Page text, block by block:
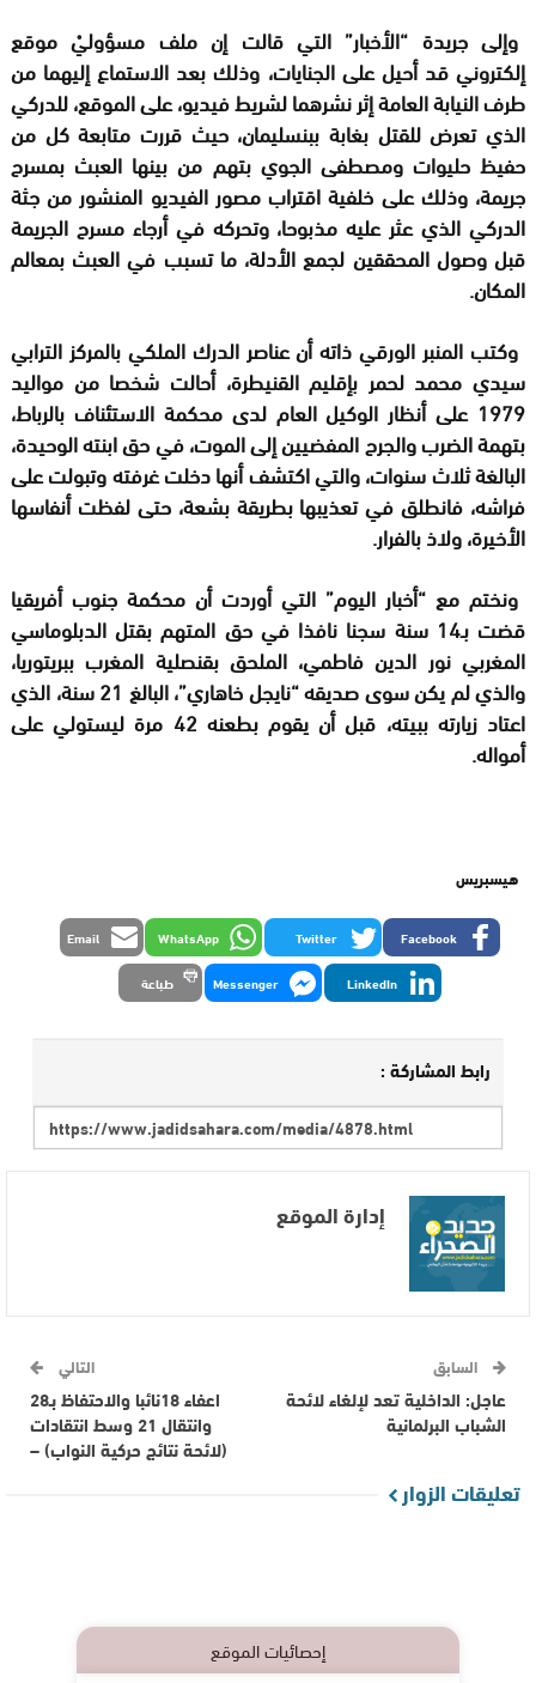
وإلى جريدة “الأخبار” التي قالت إن ملف مسؤوليْ موقع
إلكتروني قد أحيل على الجنايات، وذلك بعد الاستماع إليهما من
طرف النيابة العامة إثر نشرهما لشريط فيديو، على الموقع، للدركي
الذي تعرض للقتل بغابة ببنسليمان، حيث قررت متابعة كل من
حفيظ حليوات ومصطفى الجوي بتهم من بينها العبث بمسرح
جريمة، وذلك على خلفية اقتراب مصور الفيديو المنشور من جثة
الدركي الذي عثر عليه مذبوحا، وتحركه في أرجاء مسرح الجريمة
قبل وصول المحققين لجمع الأدلة، ما تسبب في العبث بمعالم
المكان.
وكتب المنبر الورقي ذاته أن عناصر الدرك الملكي بالمركز الترابي
سيدي محمد لحمر بإقليم القنيطرة، أحالت شخصا من مواليد
1979 على أنظار الوكيل العام لدى محكمة الاستئناف بالرباط،
بتهمة الضرب والجرح المفضيين إلى الموت، في حق ابنته الوحيدة،
البالغة ثلاث سنوات، والتي اكتشف أنها دخلت غرفته وتبولت على
فراشه، فانطلق في تعذيبها بطريقة بشعة، حتى لفظت أنفاسها
الأخيرة، ولاذ بالفرار.
ونختم مع “أخبار اليوم” التي أوردت أن محكمة جنوب أفريقيا
قضت بـ14 سنة سجنا نافذا في حق المتهم بقتل الدبلوماسي
المغربي نور الدين فاطمي، الملحق بقنصلية المغرب ببريتوريا،
والذي لم يكن سوى صديقه “نايجل خاهاري”، البالغ 21 سنة، الذي
اعتاد زيارته ببيته، قبل أن يقوم بطعنه 42 مرة ليستولي على
أمواله.
هيسبريس
Facebook
Twitter
WhatsApp
Email
LinkedIn
Messenger طباعة
رابط المشاركة :
إدارة الموقع
السابق
عاجل: الداخلية تعد لإلغاء لائحة
الشباب البرلمانية
التالي
اعفاء 18نائبا والاحتفاظ بـ28
وانتقال 21 وسط انتقادات
(لائحة نتائج حركية النواب) –
تعليقات الزوار
إحصائيات الموقع